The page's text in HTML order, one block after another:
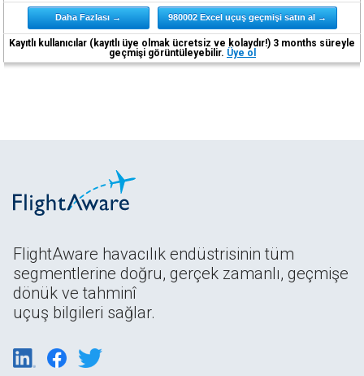
Daha Fazlası → 980002 Excel uçuş geçmişi satın al →
Kayıtlı kullanıcılar (kayıtlı üye olmak ücretsiz ve kolaydır!) 3 months süreyle
geçmişi görüntüleyebilir. Üye ol
FlightAware havacılık endüstrisinin tüm
segmentlerine doğru, gerçek zamanlı, geçmişe
dönük ve tahminî
uçuş bilgileri sağlar.